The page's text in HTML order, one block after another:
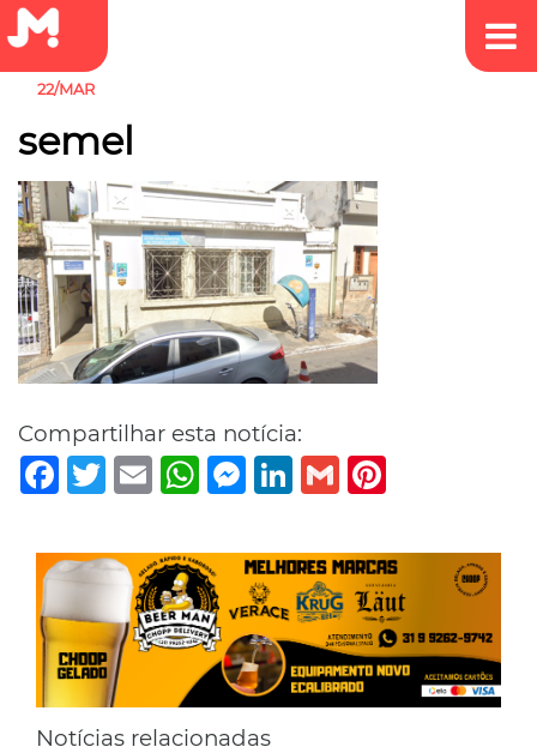
22/MAR
semel
Compartilhar esta notícia:
Facebook
TwitterEmail WhatsAppMessenger
LinkedIn
Gmail
Notícias relacionadas